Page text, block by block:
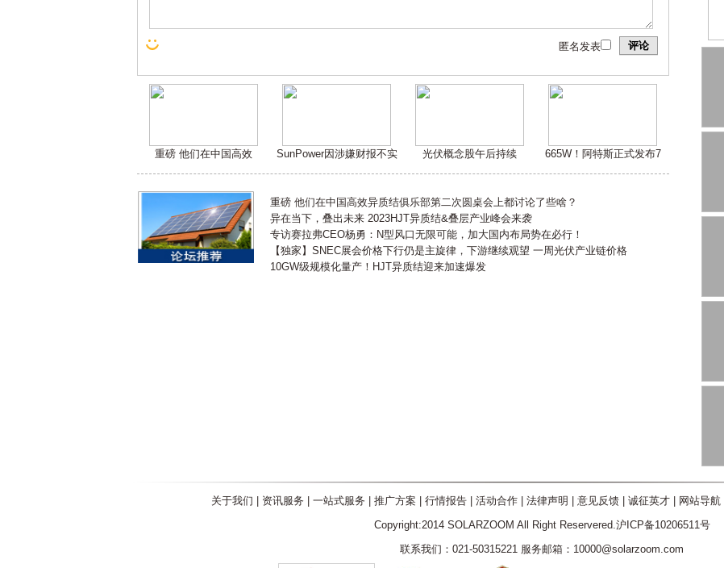
评论
匿名发表
重磅 他们在中国高效 SunPower因涉嫌财报不实 光伏概念股午后持续 665W！阿特斯正式发布7
重磅 他们在中国高效异质结俱乐部第二次圆桌会上都讨论了些啥？
异在当下，叠出未来 2023HJT异质结&叠层产业峰会来袭
专访赛拉弗CEO杨勇：N型风口无限可能，加大国内布局势在必行！
【独家】SNEC展会价格下行仍是主旋律，下游继续观望 一周光伏产业链价格
10GW级规模化量产！HJT异质结迎来加速爆发
关于我们 资讯服务 一站式服务 推广方案 行情报告| 活动合作| 法律声明 意见反馈| 诚征英才| 网站导航|
Copyright:2014 SOLARZOOM All Right Reservered.沪ICP备10206511号
联系我们：021-50315221 服务邮箱：10000@solarzoom.com